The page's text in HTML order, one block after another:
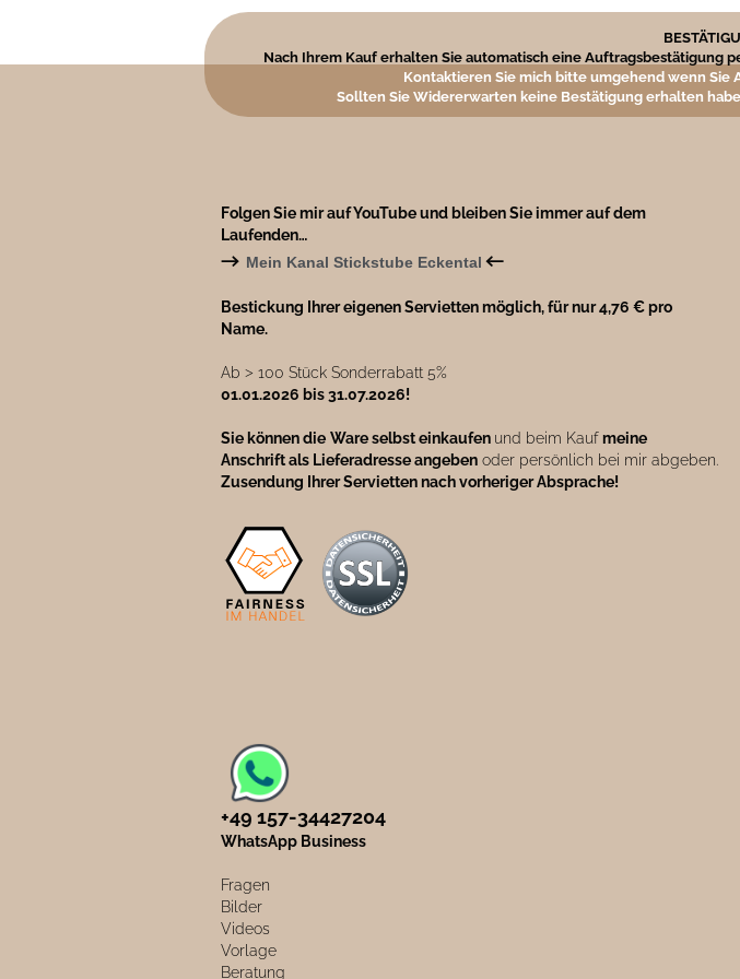
Nach Ihrem Kauf erhalten Sie automatisch eine Auftragsbestätigung
Kontaktieren Sie mich bitte umgehend wenn
Sollten Sie Widererwarten keine Bestätigung erhalten
Folgen Sie mir auf YouTube und bleiben Sie immer auf dem
Laufenden…
→ Mein Kanal Stickstube Eckental ←
Bestickung Ihrer eigenen Servietten möglich, für nur 4,76 € pro
Name.
Ab ˃ 100 Stück Sonderrabatt 5%
01.01.2026 bis 31.07.2026!
Sie können die Ware selbst einkaufen und beim Kaufmeine
Anschrift als Lieferadresse angeben oder persönlich bei mir abgeben.
Zusendung Ihrer Servietten nach vorheriger Absprache!
+49 157-34427204​
WhatsApp Business
Fragen
Bilder
Videos
Vorlage
Beratung